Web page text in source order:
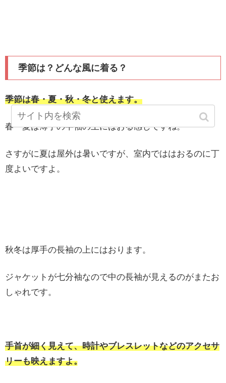
季節は？どんな風に着る？
季節は春・夏・秋・冬と使えます。
春・夏は薄手の半袖の上にはおる感じですね。
さすがに夏は屋外は暑いですが、室内でははおるのに丁
度よいですよ。
秋冬は厚手の長袖の上にはおります。
ジャケットが七分袖なので中の長袖が見えるのがまたお
しゃれです。
手首が細く見えて、時計やブレスレットなどのアクセサ
リーも映えますよ。